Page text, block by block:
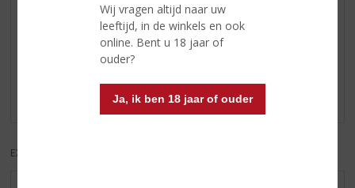
Wij vragen altijd naar uw
leeftijd, in de winkels en ook
online. Bent u 18 jaar of
ouder?
Ja, ik ben 18 jaar of ouder
Reviews
Er zijn nog geen reviews geplaatst voor dit product
EXCL. BTW